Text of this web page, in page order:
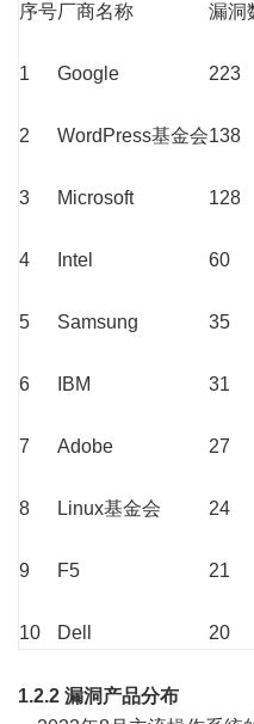
序号厂商名称 漏洞
1 Google 223
2 WordPress基金会138
3 Microsoft 128
4 Intel 60
5 Samsung 35
6 IBM 31
7 Adobe 27
8 Linux基金会 24
9 F5 21
10 Dell 20
1.2.2 漏洞产品分布